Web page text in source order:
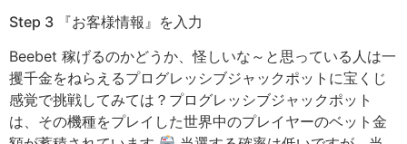
Step 3 『お客様情報』を入力
Beebet 稼げるのかどうか、怪しいな～と思っている人は一
攫千金をねらえるプログレッシブジャックポットに宝くじ
感覚で挑戦してみては？プログレッシブジャックポット
は、その機種をプレイした世界中のプレイヤーのベット金